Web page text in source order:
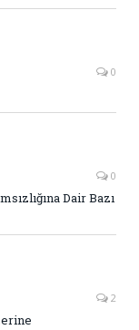
0
0
Dair Bazı
2